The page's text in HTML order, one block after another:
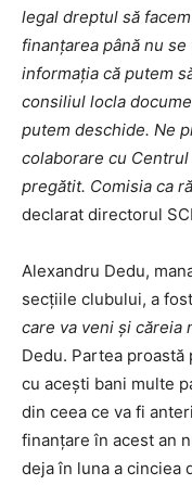
legal dreptul să
finanțarea până nu
informația că putem
consiliul locla
putem deschide. Ne
colaborare cu
pregătit. Comisia ca
declarat directorul
Alexandru Dedu,
secțiile clubului, a
care va veni și căreia
Dedu. Partea
cu acești bani multe
din ceea ce va fi
finanțare în acest an
deja în luna a cinciea